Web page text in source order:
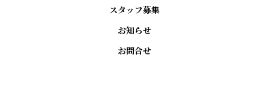
スタッフ募集
お知らせ
お問合せ